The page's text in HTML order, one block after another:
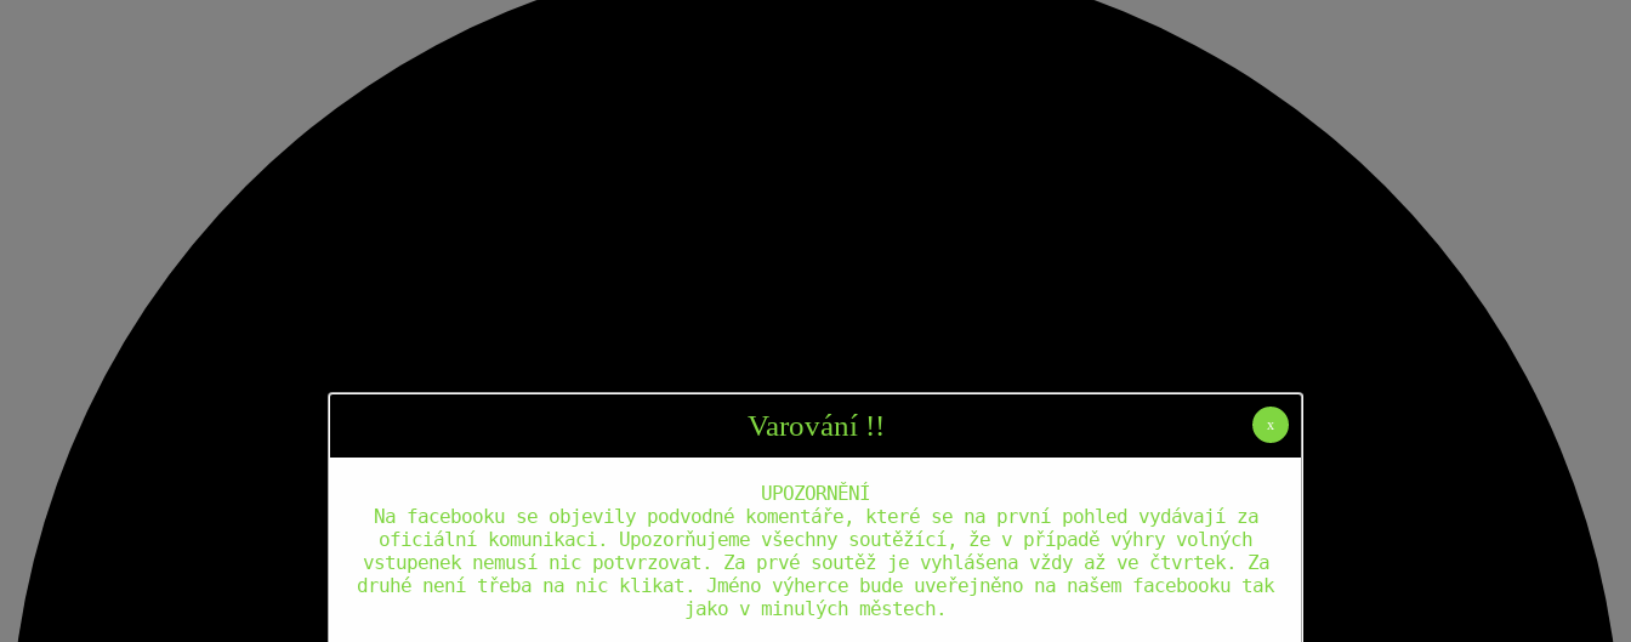
Varování !! x
UPOZORNĚNÍ
Na facebooku se objevily podvodné komentáře, které se na první pohled vydávají za
oficiální komunikaci. Upozorňujeme všechny soutěžící, že v případě výhry volných
vstupenek nemusí nic potvrzovat. Za prvé soutěž je vyhlášena vždy až ve čtvrtek. Za
druhé není třeba na nic klikat. Jméno výherce bude uveřejněno na našem facebooku tak
jako v minulých městech.